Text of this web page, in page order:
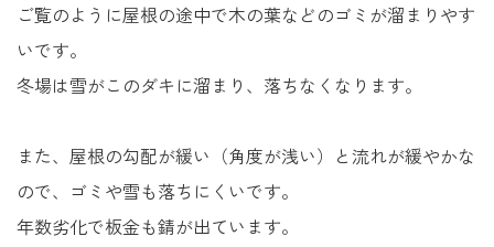
ご覧のように屋根の途中で木の葉などのゴミが溜まりやす
いです。
冬場は雪がこのダキに溜まり、落ちなくなります。
また、屋根の勾配が緩い（角度が浅い）と流れが緩やかな
ので、ゴミや雪も落ちにくいです。
年数劣化で板金も錆が出ています。